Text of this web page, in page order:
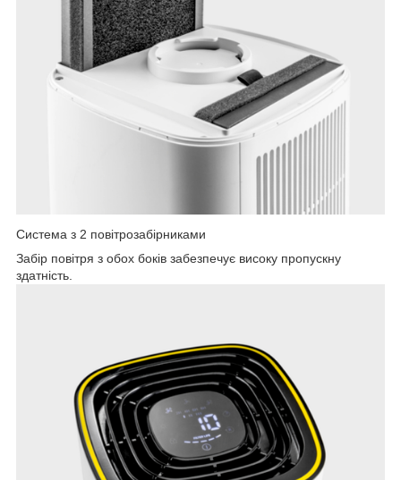
Система з 2 повітрозабірниками
Забір повітря з обох боків забезпечує високу пропускну
здатність.